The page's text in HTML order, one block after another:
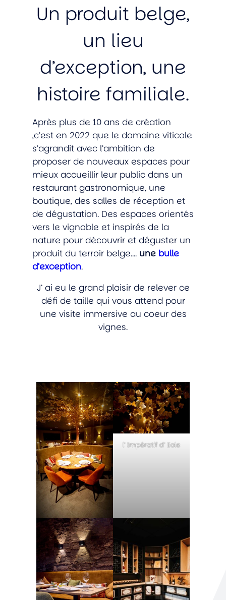
Un produit belge,
un lieu
d’exception, une
histoire familiale.
Après plus de 10 ans de création
,c’est en 2022 que le domaine viticole
s’agrandit avec l’ambition de
proposer de nouveaux espaces pour
mieux accueillir leur public dans un
restaurant gastronomique, une
boutique, des salles de réception et
de dégustation. Des espaces orientés
vers le vignoble et inspirés de la
nature pour découvrir et déguster un
produit du terroir belge…. une bulle
d’exception.
J’ ai eu le grand plaisir de relever ce
défi de taille qui vous attend pour
une visite immersive au coeur des
vignes.
l’ Impératif d’ Eole